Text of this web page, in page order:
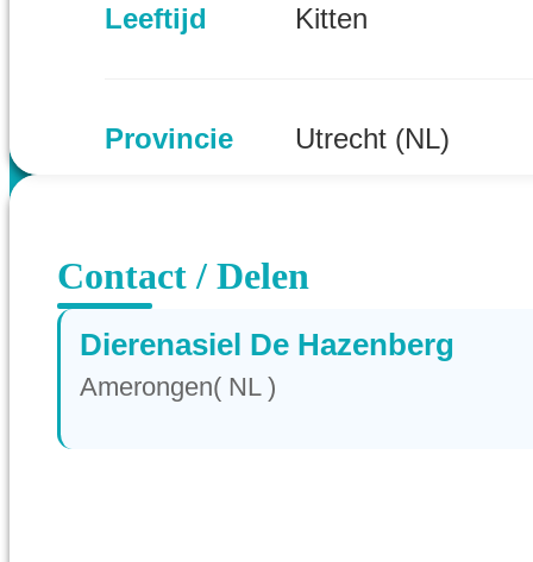
Leeftijd Kitten
Provincie Utrecht (NL)
Contact / Delen
Dierenasiel De Hazenberg
Amerongen( NL )